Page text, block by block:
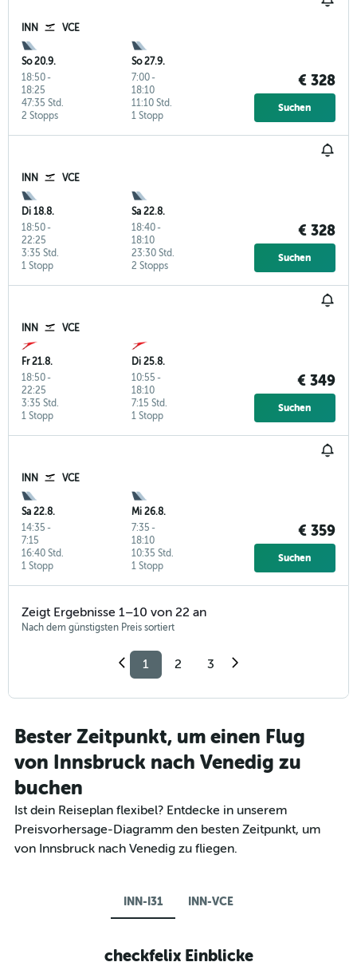
INN VCE
So 20.9.
18:50-
18:25
2 Stopps
47:35 Std.
So 27.9.
7:00-
18:10
1 Stopp
11:10 Std.
€ 328
Suchen
INN VCE
Di 18.8.
18:50-
22:25
1 Stopp
3:35 Std.
Sa 22.8.
18:40-
18:10
2 Stopps
23:30 Std.
€ 328
Suchen
INN VCE
Fr 21.8.
18:50-
22:25
1 Stopp
3:35 Std.
Di 25.8.
10:55 -
18:10
1 Stopp
7:15 Std.
€ 349
Suchen
INN VCE
Sa 22.8.
14:35 -
7:15
1 Stopp
16:40 Std.
Mi 26.8.
7:35 -
18:10
1 Stopp
10:35 Std.
€ 359
Suchen
Zeigt Ergebnisse 1–10 von 22 an
Nach dem günstigsten Preis sortiert
1 2 3
Bester Zeitpunkt, um einen Flug
von Innsbruck nach Venedig zu
buchen
Ist dein Reiseplan flexibel? Entdecke in unserem
Preisvorhersage-Diagramm den besten Zeitpunkt, um
von Innsbruck nach Venedig zu fliegen.
INN-I31 INN-VCE
checkfelix Einblicke